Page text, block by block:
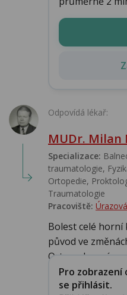
Odpovídá lékař:
MUDr.
Specializace:
traumatologie,
Ortopedie,
Traumatologie
Pracoviště:
Bolest celé horní
původ ve
Ortoped musí ...
Pro
se přihlásit.